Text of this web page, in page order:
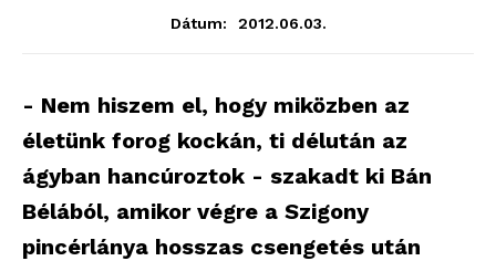
Dátum: 2012.06.03.
- Nem hiszem el, hogy miközben az
életünk forog kockán, ti délután az
ágyban hancúroztok - szakadt ki Bán
Bélából, amikor végre a Szigony
pincérlánya hosszas csengetés után